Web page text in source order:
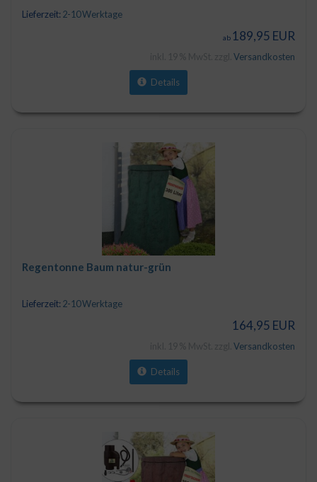
Lieferzeit: 2-10 Werktage
ab 189,95 EUR
Versandkosten
Details
Regentonne Baum natur-grün
Lieferzeit: 2-10 Werktage
164,95 EUR
Versandkosten
Details